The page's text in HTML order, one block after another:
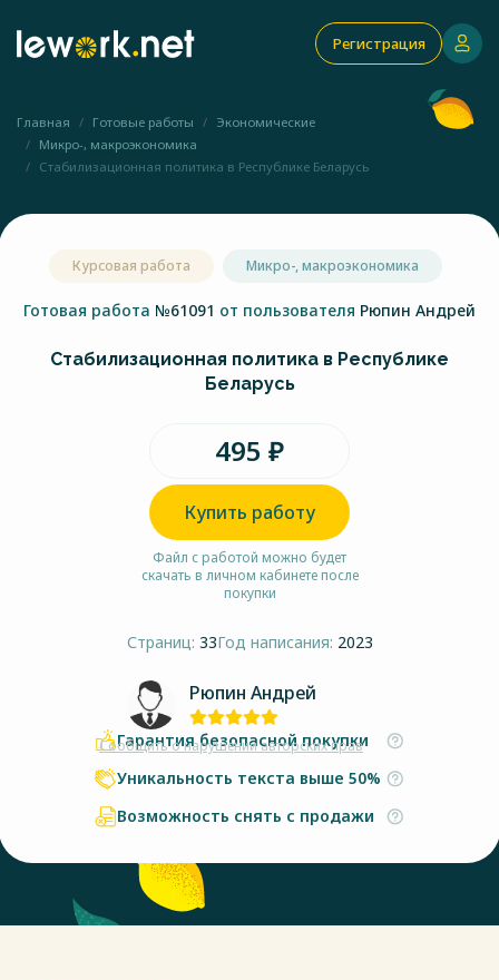
Регистрация
Главная Готовые работы
Экономические
Микро-, макроэкономика
Стабилизационная политика в Республике Беларусь
Курсовая работа Микро-, макроэкономика
Готовая работа №61091 от пользователя Рюпин Андрей
Стабилизационная политика в Республике
Беларусь
495 ₽
Купить работу
Файл с работой можно будет
скачать в личном кабинете после
покупки
Страниц: 33Год написания: 2023
Рюпин Андрей
Сообщить о нарушении авторских прав
Гарантия безопасной покупки
Уникальность текста выше 50%
Возможность снять с продажи